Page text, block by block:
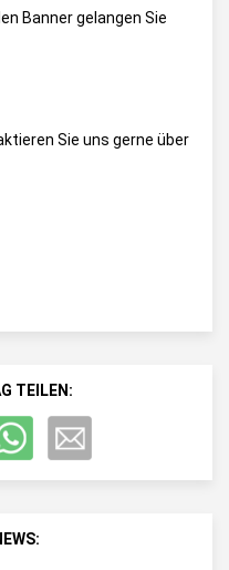
Banner gelangen Sie
Sie uns gerne über
TEILEN: